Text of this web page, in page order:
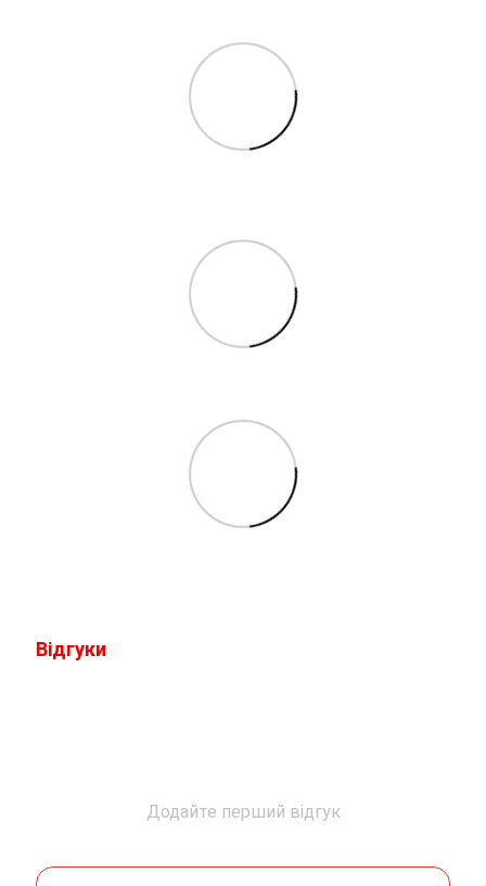
Відгуки
Додайте перший відгук